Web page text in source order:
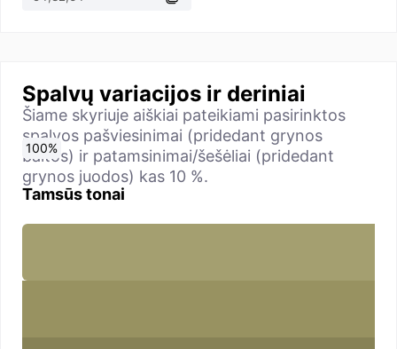
Spalvų variacijos ir deriniai
Šiame skyriuje aiškiai pateikiami pasirinktos
spalvos pašviesinimai (pridedant grynos
baltos) ir patamsinimai/šešėliai (pridedant
grynos juodos) kas 10 %.
Tamsūs tonai
0%
10%
20%
30%
40%
50%
60%
70%
80%
90%
100%